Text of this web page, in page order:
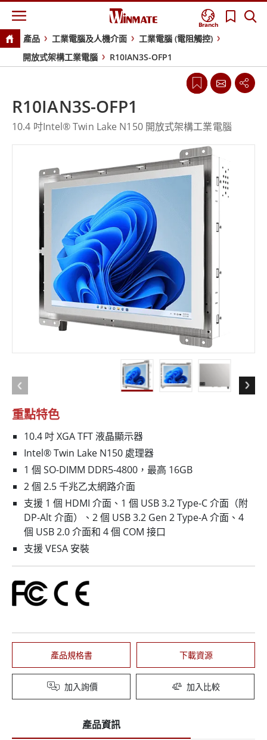
Branch
產品 工業電腦及人機介面
工業電腦 (電阻觸控)
開放式架構工業電腦
R10IAN3S-OFP1
重點特色
10.4 吋 XGA TFT 液晶顯示器
Intel® Twin Lake N150 處理器
1 個 SO-DIMM DDR5-4800，最高 16GB
2 個 2.5 千兆乙太網路介面
支援 1 個 HDMI 介面、1 個 USB 3.2 Type-C 介面（附
DP-Alt 介面）、2 個 USB 3.2 Gen 2 Type-A 介面、4
個 USB 2.0 介面和 4 個 COM 接口
支援 VESA 安裝
產品規格書 下載資源
加入詢價 加入比較
R10IAN3S-OFP1
10.4 吋Intel® Twin Lake N150 開放式架構工業電腦
產品資訊